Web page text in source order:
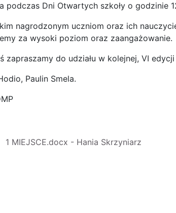
podczas Dni Otwartych szkoły o godzinie
nagrodzonym uczniom oraz ich
za wysoki poziom oraz zaangażowanie.
zapraszamy do udziału w kolejnej, VI
Paulin Smela.
1 MIEJSCE.docx - Hania Skrzyniarz